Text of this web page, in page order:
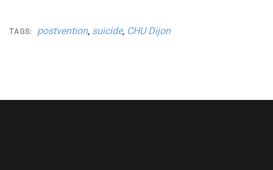
TAGS: postvention, suicide, CHU Dijon